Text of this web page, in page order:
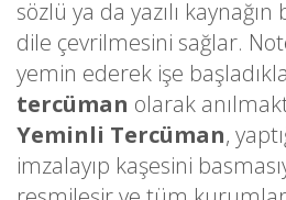
sözlü ya da yazılı
dile çevrilmesini sağlar.
yemin ederek işe
tercüman olarak
Yeminli Tercüman,
imzalayıp kaşesini